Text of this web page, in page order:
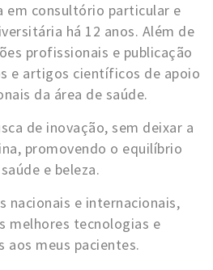
em consultório particular e
há 12 anos. Além de
profissionais e publicação
e artigos científicos de apoio
da área de saúde.
de inovação, sem deixar a
promovendo o equilíbrio
e beleza.
nacionais e internacionais,
melhores tecnologias e
meus pacientes.